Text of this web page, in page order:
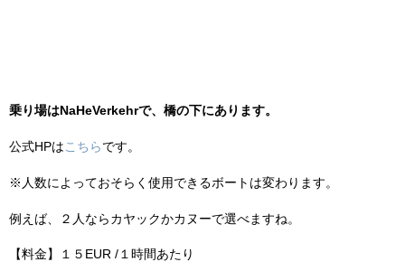
乗り場はNaHeVerkehrで、橋の下にあります。
公式HPは こちら です。
※人数によっておそらく使用できるボートは変わります。
例えば、２人ならカヤックかカヌーで選べますね。
【料金】１５EUR /１時間あたり